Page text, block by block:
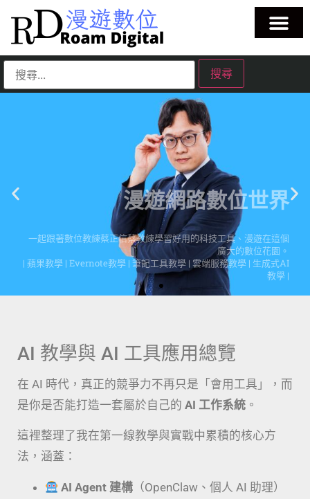
漫遊網路數位世界
一起跟著數位教練蔡正信蔡教練學習好用的科技工具、漫遊在這個
廣大的數位花園。
| 蘋果教學 | Evernote教學 | 筆記工具教學 | 雲端服務教學 | 生成式AI
教學 |
點擊這裡
AI 教學與 AI 工具應用總覽
在 AI 時代，真正的競爭力不再只是「會用工具」，而
是你是否能打造一套屬於自己的 AI 工作系統 。
這裡整理了我在第一線教學與實戰中累積的核心方
法，涵蓋：
AI Agent 建構 （OpenClaw、個人 AI 助理）